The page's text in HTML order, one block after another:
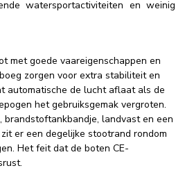
watersportactiviteiten en weinig
met goede vaareigenschappen en
zorgen voor extra stabiliteit en
automatische de lucht aflaat als de
het gebruiksgemak vergroten.
landvast en een
er een degelijke stootrand rondom
Het feit dat de boten CE-